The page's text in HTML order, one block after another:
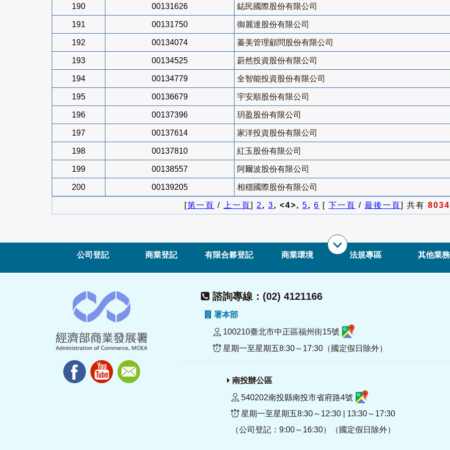
190 00131626 鋕民國際股份有限公司
191 00131750 御麗達股份有限公司
192 00134074 蓁美管理顧問股份有限公司
193 00134525 蔚然投資股份有限公司
194 00134779 全智能投資股份有限公司
195 00136679 宇安順股份有限公司
196 00137396 玥盈股份有限公司
197 00137614 家洋投資股份有限公司
198 00137810 紅玉股份有限公司
199 00138557 阿爾波股份有限公司
200 00139205 相穩國際股份有限公司
[第一頁 / 上一頁] 2, 3, <4>, 5, 6 [ 下一頁 / 最後一頁] 共有 8034
公司登記 商業登記 有限合夥登記 商業環境 法規專區 其他業務
諮詢專線：(02) 4121166
署本部
100210臺北市中正區福州街15號
星期一至星期五8:30～17:30（國定假日除外）
南投辦公區
540202南投縣南投市省府路4號
星期一至星期五8:30～12:30 | 13:30～17:30
（公司登記：9:00～16:30）（國定假日除外）